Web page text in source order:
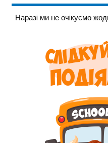
Наразi ми не очiкуємо